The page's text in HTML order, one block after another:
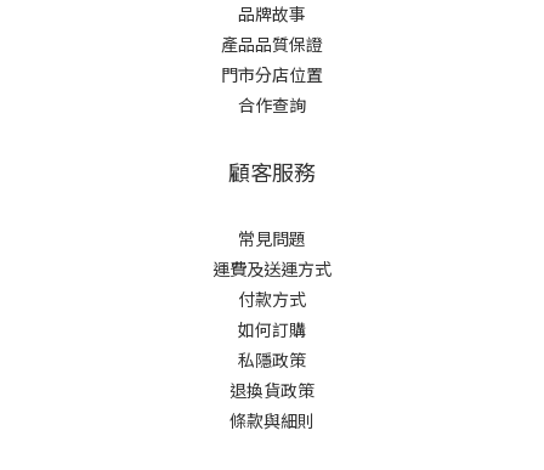
品牌故事
產品品質保證
門市分店位置
合作查詢
顧客服務
常見問題
運費及送運方式
付款方式
如何訂購
私隱政策
退換貨政策
條款與細則